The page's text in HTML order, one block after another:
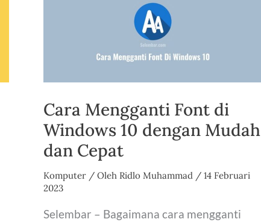
Cara Mengganti Font di
Windows 10 dengan Mudah
dan Cepat
Komputer/ Oleh Ridlo Muhammad / 14 Februari
2023
Selembar – Bagaimana cara mengganti